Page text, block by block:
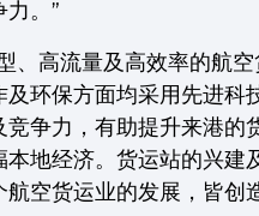
。”
、高流量及高效率的航空
及环保方面均采用先进科
竞争力，有助提升来港的
地经济。货运站的兴建
航空货运业的发展，皆创